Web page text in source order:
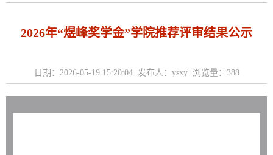
2026年“煜峰奖学金”学院推荐评审结果公示
日期：2026-05-19 15:20:04 发布人：ysxy 浏览量： 388